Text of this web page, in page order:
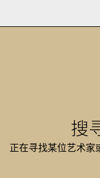
搜
正在寻找某位艺术家